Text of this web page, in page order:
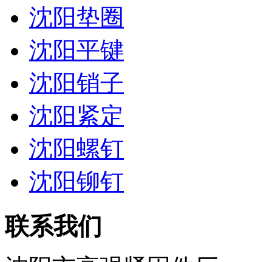
沈阳垫圈
沈阳平键
沈阳销子
沈阳紧定
沈阳螺钉
沈阳铆钉
联系我们